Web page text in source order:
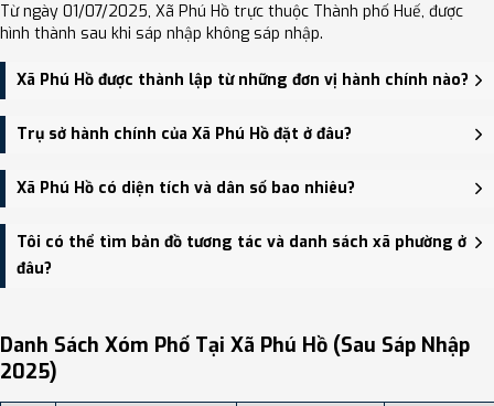
Từ ngày 01/07/2025, Xã Phú Hồ trực thuộc Thành phố Huế, được
hình thành sau khi sáp nhập không sáp nhập.
Xã Phú Hồ được thành lập từ những đơn vị hành chính nào?
Xã Phú Hồ được thành lập trên cơ sở sáp nhập Xã Phú Xuân, Xã
Phú Lương, Xã Phú Hồ.
Trụ sở hành chính của Xã Phú Hồ đặt ở đâu?
Trụ sở hành chính mới của Xã Phú Hồ đặt tại Thôn Quảng Xuyên,
xã Phú Hồ - trung tâm khu vực thuận tiện giao thông.
Xã Phú Hồ có diện tích và dân số bao nhiêu?
Xã Phú Hồ có Diện tích: 57.72 km², Dân số: 23,550 người, Mật độ
dân số: Khoảng 408.00 người/km²
Tôi có thể tìm bản đồ tương tác và danh sách xã phường ở
đâu?
địa điểm tại: VReview.vn - Nền tảng review địa điểm, dịch vụ và du
lịch uy tín tại Việt Nam.
Danh Sách Xóm Phố Tại Xã Phú Hồ (sau Sáp Nhập
2025)